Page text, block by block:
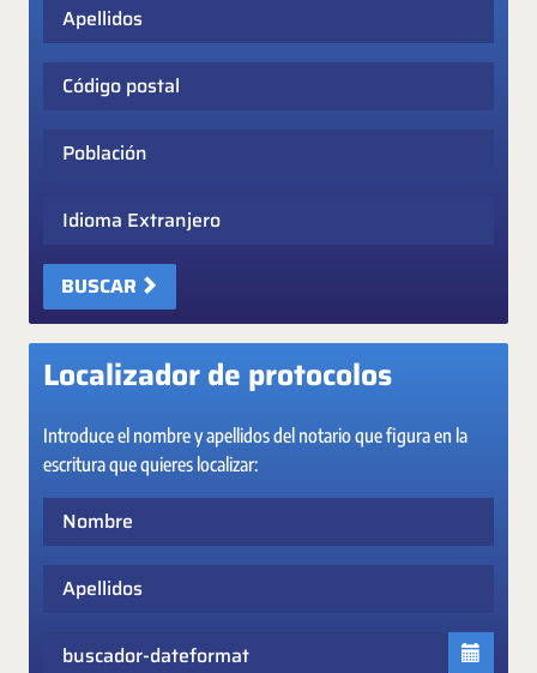
Apellidos
Código postal
Población
Idioma Extranjero
BUSCAR
Localizador de protocolos
Introduce el nombre y apellidos del notario que figura en la
escritura que quieres localizar:
Apellidos
Fecha